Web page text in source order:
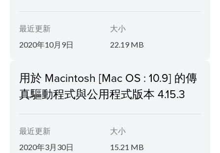
最近更新
2020年10月9日
大小
22.19 MB
用於 Macintosh [Mac OS : 10.9] 的傳
真驅動程式與公用程式版本 4.15.3
最近更新
2020年3月30日
大小
15.21 MB